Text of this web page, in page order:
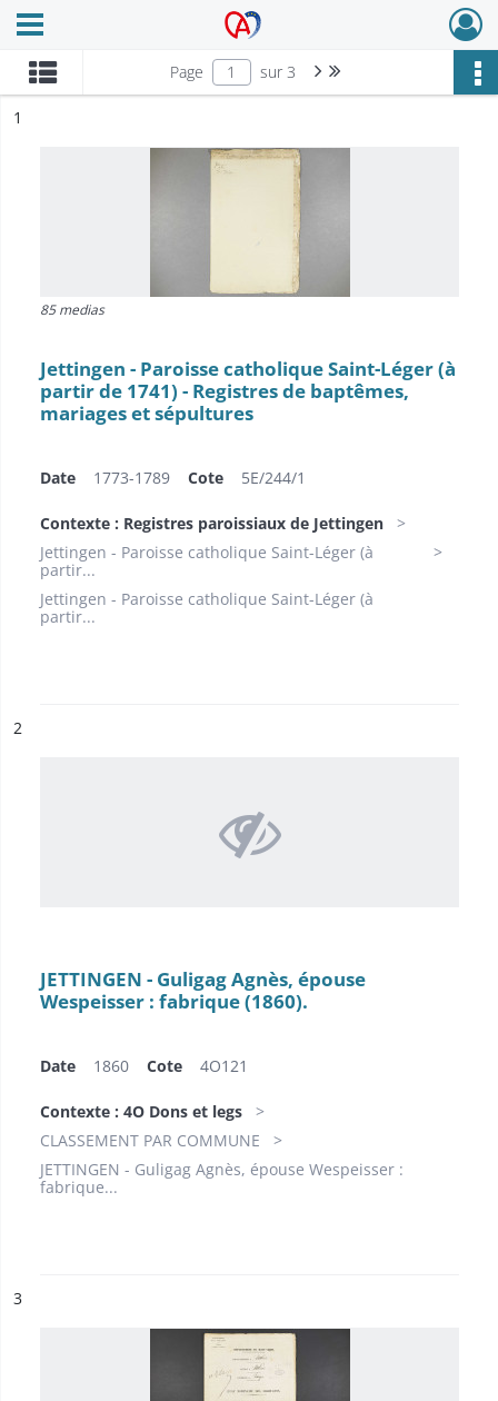
Archives Alsace - Colmar
Ouvrir le menu déroulant
Page sur 3 Page suivante : 1/3
n°
1
85 medias
Jettingen - Paroisse catholique Saint-Léger (à
partir de 1741) - Registres de baptêmes,
mariages et sépultures
Date 1773-1789 Cote 5E/244/1
Contexte : Registres paroissiaux de Jettingen
Jettingen - Paroisse catholique Saint-Léger (à
partir...
Jettingen - Paroisse catholique Saint-Léger (à
partir...
n°
2
JETTINGEN - Guligag Agnès, épouse
Wespeisser : fabrique (1860).
Date 1860 Cote 4O121
Contexte : 4O Dons et legs
CLASSEMENT PAR COMMUNE
JETTINGEN - Guligag Agnès, épouse Wespeisser :
fabrique...
n°
3